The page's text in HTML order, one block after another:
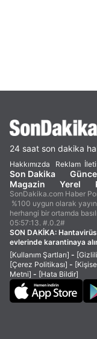
24 saat son dakika
Hakkımızda Reklam
Son Dakika
Magazin
Yerel
SonDakika.com Haber
%100 uygun olarak
herhangi bir ortamda
05:57:13. #.0.2#
SON DAKİKA:
evlerinde karantinaya
[Kullanım Şartları] -
[Çerez Politikası] -
Metni] - [Hata Bildir]